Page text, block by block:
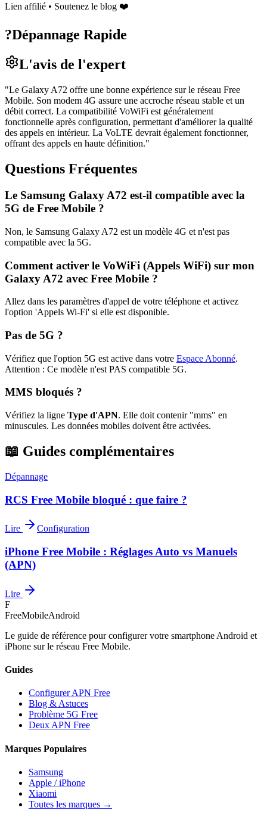
Lien affilié • Soutenez le blog ❤️
?Dépannage Rapide
L'avis de l'expert
"Le Galaxy A72 offre une bonne expérience sur le réseau Free
Mobile. Son modem 4G assure une accroche réseau stable et un
débit correct. La compatibilité VoWiFi est généralement
fonctionnelle après configuration, permettant d'améliorer la qualité
des appels en intérieur. La VoLTE devrait également fonctionner,
offrant des appels en haute définition."
Questions Fréquentes
Le Samsung Galaxy A72 est-il compatible avec la
5G de Free Mobile ?
Non, le Samsung Galaxy A72 est un modèle 4G et n'est pas
compatible avec la 5G.
Comment activer le VoWiFi (Appels WiFi) sur mon
Galaxy A72 avec Free Mobile ?
Allez dans les paramètres d'appel de votre téléphone et activez
l'option 'Appels Wi-Fi' si elle est disponible.
Pas de 5G ?
Vérifiez que l'option 5G est active dans votre Espace Abonné.
Attention : Ce modèle n'est PAS compatible 5G.
MMS bloqués ?
Vérifiez la ligne Type d'APN. Elle doit contenir "mms" en
minuscules. Les données mobiles doivent être activées.
📖 Guides complémentaires
Dépannage
RCS Free Mobile bloqué : que faire ?
Lire Configuration
iPhone Free Mobile : Réglages Auto vs Manuels
(APN)
Lire
F
FreeMobileAndroid
Le guide de référence pour configurer votre smartphone Android et
iPhone sur le réseau Free Mobile.
Guides
Configurer APN Free
Blog & Astuces
Problème 5G Free
Deux APN Free
Marques Populaires
Samsung
Apple / iPhone
Xiaomi
Toutes les marques →